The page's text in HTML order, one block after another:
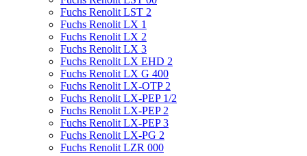
Fuchs Renolit LST 2
Fuchs Renolit LX 1
Fuchs Renolit LX 2
Fuchs Renolit LX 3
Fuchs Renolit LX EHD 2
Fuchs Renolit LX G 400
Fuchs Renolit LX-OTP 2
Fuchs Renolit LX-PEP 1/2
Fuchs Renolit LX-PEP 2
Fuchs Renolit LX-PEP 3
Fuchs Renolit LX-PG 2
Fuchs Renolit LZR 000